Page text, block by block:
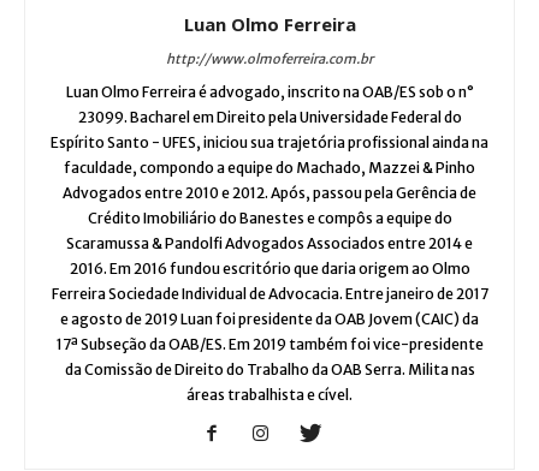
Luan Olmo Ferreira
http://www.olmoferreira.com.br
Luan Olmo Ferreira é advogado, inscrito na OAB/ES sob o n°
23099. Bacharel em Direito pela Universidade Federal do
Espírito Santo - UFES, iniciou sua trajetória profissional ainda na
faculdade, compondo a equipe do Machado, Mazzei & Pinho
Advogados entre 2010 e 2012. Após, passou pela Gerência de
Crédito Imobiliário do Banestes e compôs a equipe do
Scaramussa & Pandolfi Advogados Associados entre 2014 e
2016. Em 2016 fundou escritório que daria origem ao Olmo
Ferreira Sociedade Individual de Advocacia. Entre janeiro de 2017
e agosto de 2019 Luan foi presidente da OAB Jovem (CAIC) da
17ª Subseção da OAB/ES. Em 2019 também foi vice-presidente
da Comissão de Direito do Trabalho da OAB Serra. Milita nas
áreas trabalhista e cível.